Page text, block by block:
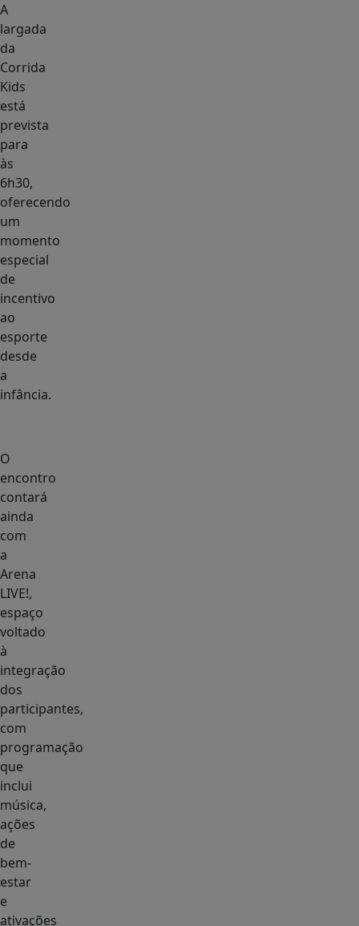
A
largada
da
Corrida
Kids
está
prevista
para
às
6h30,
oferecendo
um
momento
especial
de
incentivo
ao
esporte
desde
a
infância.
O
encontro
contará
ainda
com
a
Arena
LIVE!,
espaço
voltado
à
integração
dos
participantes,
com
programação
que
inclui
música,
ações
de
bem-
estar
e
ativações